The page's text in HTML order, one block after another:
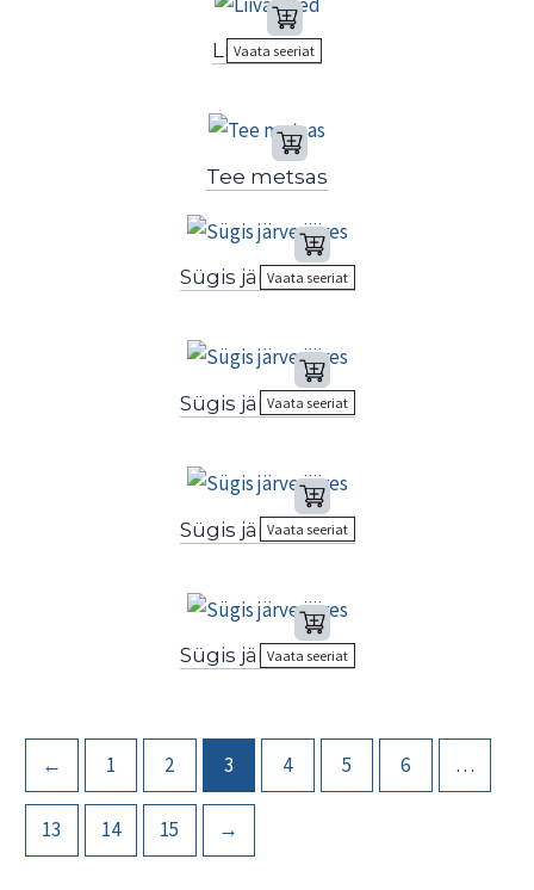
Liivamäed
Vaata seeriat
Tee metsas
Sügis järve ääres
Vaata seeriat
Sügis järve ääres
Vaata seeriat
Sügis järve ääres
Vaata seeriat
Sügis järve ääres
Vaata seeriat
← 1 2 3 4 5 6 …
13 14 15 →